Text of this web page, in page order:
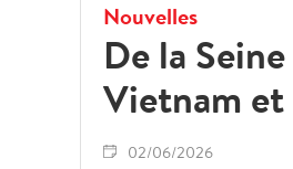
Nouvelles
De la
Vietnam et
02/06/2026